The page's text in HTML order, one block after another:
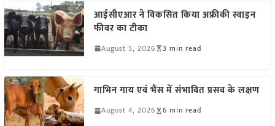
आईसीएआर ने विकसित किया अफ्रीकी स्वाइन
फीवर का टीका
August 5, 2026 3 min read
गाभिन गाय एवं भैंस में संभावित प्रसव के लक्षण
August 4, 2026 6 min read